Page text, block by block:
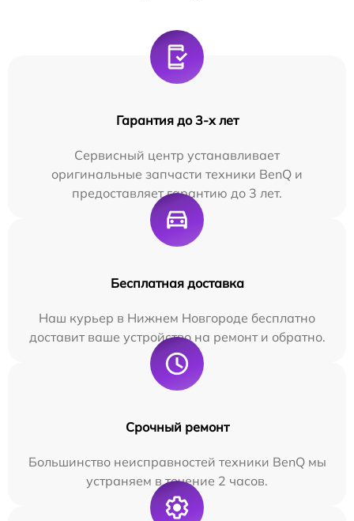
Гарантия до 3-х лет
Сервисный центр устанавливает
оригинальные запчасти техники BenQ и
предоставляет гарантию до 3 лет.
Бесплатная доставка
Наш курьер в Нижнем Новгороде бесплатно
доставит ваше устройство на ремонт и обратно.
Срочный ремонт
Большинство неисправностей техники BenQ мы
устраняем в течение 2 часов.